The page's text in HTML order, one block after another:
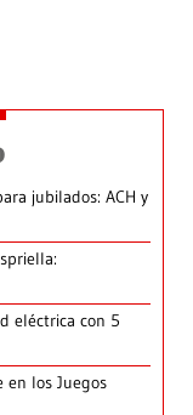
jubilados: ACH y
eléctrica con 5
en los Juegos